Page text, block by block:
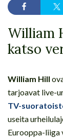
William
katso
William Hill
tarjoavat live-
TV-
useita
Eurooppa-liiga